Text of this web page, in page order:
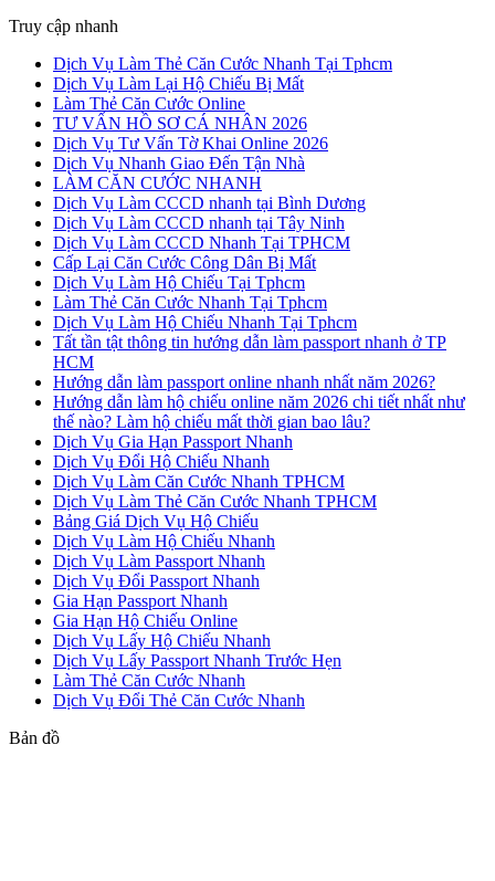
Truy cập nhanh
Dịch Vụ Làm Thẻ Căn Cước Nhanh Tại Tphcm
Dịch Vụ Làm Lại Hộ Chiếu Bị Mất
Làm Thẻ Căn Cước Online
TƯ VẤN HỒ SƠ CÁ NHÂN 2026
Dịch Vụ Tư Vấn Tờ Khai Online 2026
Dịch Vụ Nhanh Giao Đến Tận Nhà
LÀM CĂN CƯỚC NHANH
Dịch Vụ Làm CCCD nhanh tại Bình Dương
Dịch Vụ Làm CCCD nhanh tại Tây Ninh
Dịch Vụ Làm CCCD Nhanh Tại TPHCM
Cấp Lại Căn Cước Công Dân Bị Mất
Dịch Vụ Làm Hộ Chiếu Tại Tphcm
Làm Thẻ Căn Cước Nhanh Tại Tphcm
Dịch Vụ Làm Hộ Chiếu Nhanh Tại Tphcm
Tất tần tật thông tin hướng dẫn làm passport nhanh ở TP
HCM
Hướng dẫn làm passport online nhanh nhất năm 2026?
Hướng dẫn làm hộ chiếu online năm 2026 chi tiết nhất như
thế nào? Làm hộ chiếu mất thời gian bao lâu?
Dịch Vụ Gia Hạn Passport Nhanh
Dịch Vụ Đổi Hộ Chiếu Nhanh
Dịch Vụ Làm Căn Cước Nhanh TPHCM
Dịch Vụ Làm Thẻ Căn Cước Nhanh TPHCM
Bảng Giá Dịch Vụ Hộ Chiếu
Dịch Vụ Làm Hộ Chiếu Nhanh
Dịch Vụ Làm Passport Nhanh
Dịch Vụ Đổi Passport Nhanh
Gia Hạn Passport Nhanh
Gia Hạn Hộ Chiếu Online
Dịch Vụ Lấy Hộ Chiếu Nhanh
Dịch Vụ Lấy Passport Nhanh Trước Hẹn
Làm Thẻ Căn Cước Nhanh
Dịch Vụ Đổi Thẻ Căn Cước Nhanh
Bản đồ